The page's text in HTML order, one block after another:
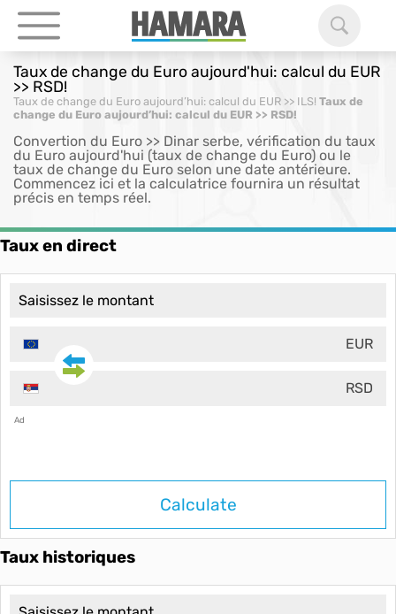
Taux de change du Euro aujourd'hui: calcul du EUR
>> RSD!
Taux de change du Euro aujourd’hui: calcul du EUR >> ILS! Taux de
change du Euro aujourd’hui: calcul du EUR >> RSD!
Convertion du Euro >> Dinar serbe, vérification du taux
du Euro aujourd'hui (taux de change du Euro) ou le
taux de change du Euro selon une date antérieure.
Commencez ici et la calculatrice fournira un résultat
précis en temps réel.
Taux en direct
EUR
RSD
Ad
Calculate
Taux historiques